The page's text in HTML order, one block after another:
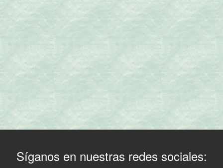
Síganos en nuestras redes sociales: